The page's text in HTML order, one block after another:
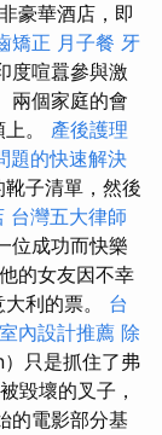
豪華酒店，即
矯正 月子餐 牙
度喧囂參與激
兩個家庭的會
。 產後護理
題的快速解決
子清單，然後
台灣五大律師
位成功而快樂
他的女友因不幸
利的票。 台
室內設計推薦 除
只是抓住了弗
毀壞的叉子，
的電影部分基